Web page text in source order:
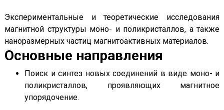
Экспериментальные и теоретические исследования
магнитной структуры моно- и поликристаллов, а также
наноразмерных частиц магнитоактивных материалов.
Основные направления
Поиск и синтез новых соединений в виде моно- и
поликристаллов, проявляющих магнитное
упорядочение.